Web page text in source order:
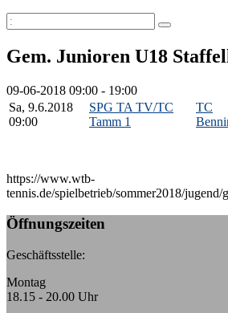
Gem. Junioren U18
09-06-2018 09:00 - 19:00
Sa, 9.6.2018
09:00
SPG TA TV/TC
Tamm 1
TC
https://www.wtb-
tennis.de/spielbetrieb/sommer2018/
Öffnungszeiten
Geschäftsstelle:
Montag
18.15 - 20.00 Uhr